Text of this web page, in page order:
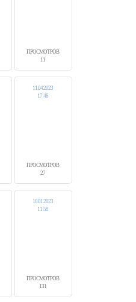
ПРОСМОТРОВ
11
ПРОСМОТРОВ
27
11.04.2023
17:46
ПРОСМОТРОВ
131
10.01.2023
11:58